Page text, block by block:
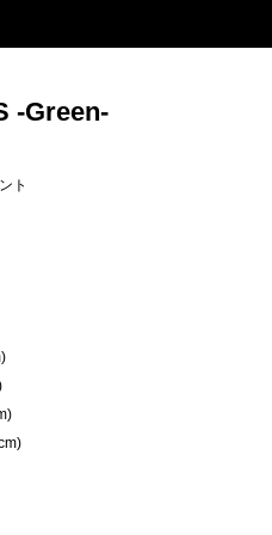
-Green-
ト